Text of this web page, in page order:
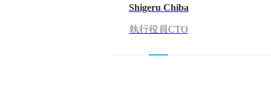
Shigeru Chiba
執行役員CTO